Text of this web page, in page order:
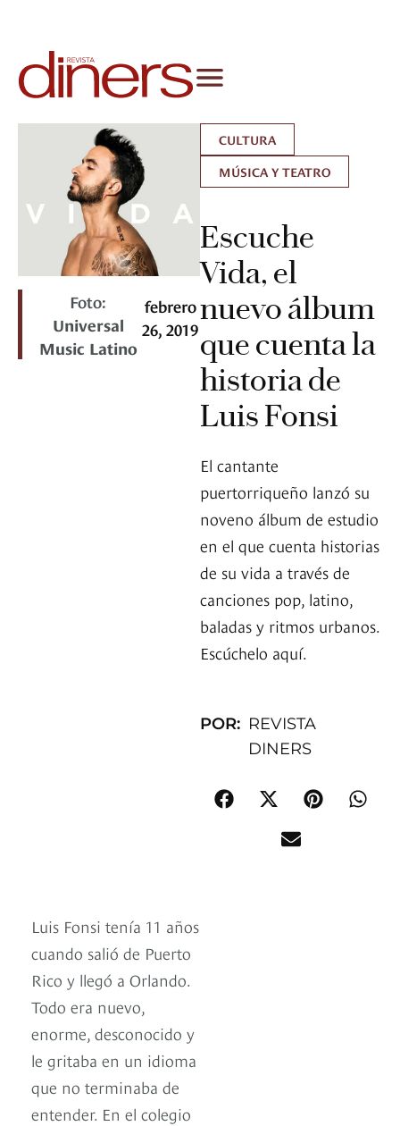
Foto:
Universal
Music Latino
febrero
26, 2019
CULTURA
MÚSICA Y TEATRO
Escuche
Vida, el
nuevo álbum
que cuenta la
historia de
Luis Fonsi
El cantante
puertorriqueño lanzó su
noveno álbum de estudio
en el que cuenta historias
de su vida a través de
canciones pop, latino,
baladas y ritmos urbanos.
Escúchelo aquí.
POR: REVISTA
DINERS
Luis Fonsi tenía 11 años
cuando salió de Puerto
Rico y llegó a Orlando.
Todo era nuevo,
enorme, desconocido y
le gritaba en un idioma
que no terminaba de
entender. En el colegio